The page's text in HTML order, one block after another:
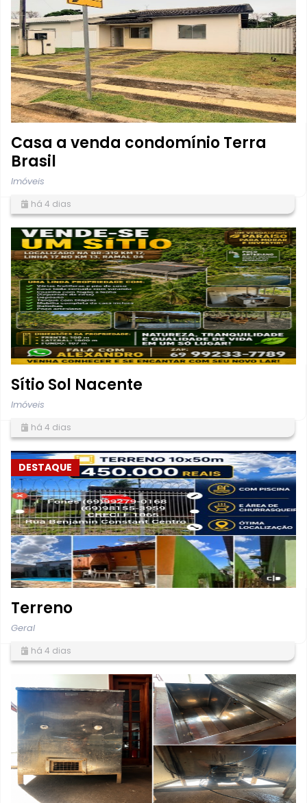
Casa a venda condomínio Terra
Brasil
Imóveis
há 4 dias
Sítio Sol Nacente
Imóveis
há 4 dias
DESTAQUE
Terreno
Geral
há 4 dias